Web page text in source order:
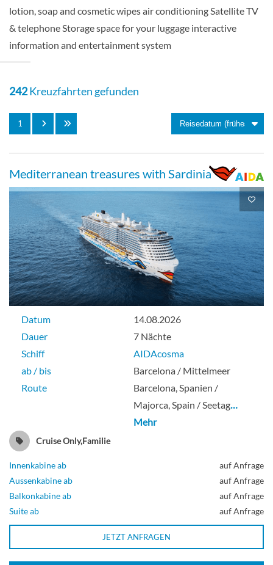
Balcony cabin-[BC]
Deck 10
Balkonkabine
Balkonkabine
Veranda cabin deluxe-[DA]
Deck 10
Balkonkabine
Deck 10
Balkonkabine
lotion, soap and cosmetic wipes air conditioning Satellite TV
& telephone Storage space for your luggage interactive
information and entertainment system
242Kreuzfahrten gefunden
1
Mediterranean treasures with Sardinia
Datum
14.08.2026
Dauer
7 Nächte
Schiff
AIDAcosma
ab / bis
Barcelona / Mittelmeer
Route
Barcelona, Spanien /
Majorca, Spain / Seetag…
Mehr
Cruise Only,Familie
Innenkabine ab
auf Anfrage
Aussenkabine ab
auf Anfrage
Balkonkabine ab
auf Anfrage
Suite ab
auf Anfrage
JETZT ANFRAGEN